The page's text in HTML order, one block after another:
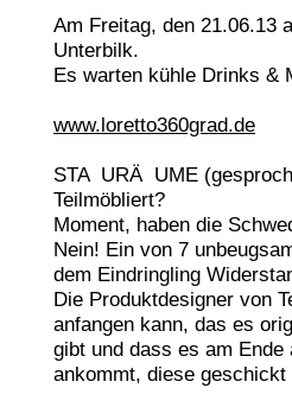
Am Freitag, den 21.06.13
Unterbilk.
Es warten kühle Drinks &
www.loretto360grad.de
STA URÄ UME
Teilmöbliert?
Moment, haben die
Nein! Ein von 7
dem Eindringling
Die Produktdesigner von
anfangen kann, das es
gibt und dass es am
ankommt, diese geschickt